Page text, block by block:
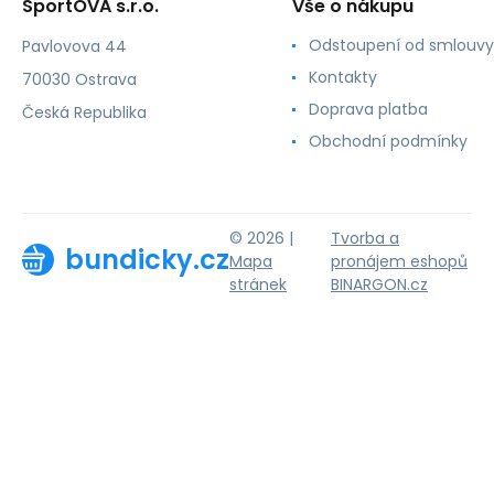
SportOVA s.r.o.
Pavlovova 44
70030 Ostrava
Česká Republika
Vše o nákupu
Odstoupení od smlouvy
Kontakty
Doprava platba
Obchodní podmínky
bundicky.cz
© 2026 |
Mapa
stránek
Tvorba a
pronájem eshopů
BINARGON.cz